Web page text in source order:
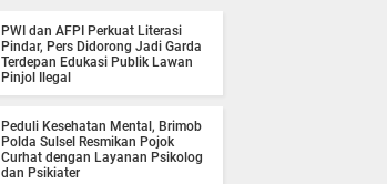
PWI dan AFPI Perkuat Literasi
Pindar, Pers Didorong Jadi Garda
Terdepan Edukasi Publik Lawan
Pinjol Ilegal
Peduli Kesehatan Mental, Brimob
Polda Sulsel Resmikan Pojok
Curhat dengan Layanan Psikolog
dan Psikiater